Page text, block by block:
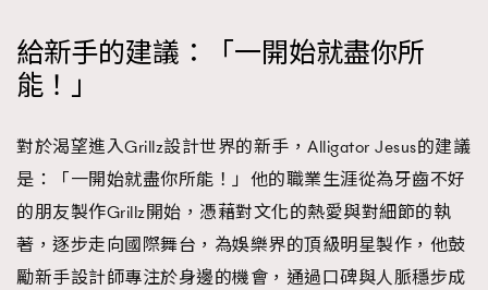
給新手的建議：「一開始就盡你所
能！」
對於渴望進入Grillz設計世界的新手，Alligator Jesus的建議
是：「一開始就盡你所能！」他的職業生涯從為牙齒不好
的朋友製作Grillz開始，憑藉對文化的熱愛與對細節的執
著，逐步走向國際舞台，為娛樂界的頂級明星製作，他鼓
勵新手設計師專注於身邊的機會，通過口碑與人脈穩步成